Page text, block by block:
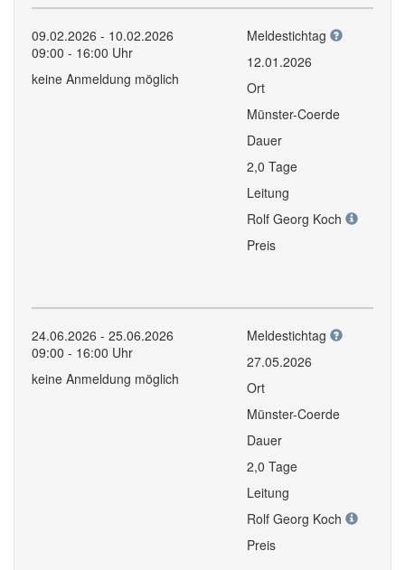
09.02.2026 - 10.02.2026
09:00 - 16:00 Uhr
keine Anmeldung möglich
Meldestichtag
12.01.2026
Ort
Münster-Coerde
Dauer
2,0 Tage
Leitung
Rolf Georg Koch
Preis
24.06.2026 - 25.06.2026
09:00 - 16:00 Uhr
keine Anmeldung möglich
Meldestichtag
27.05.2026
Ort
Münster-Coerde
Dauer
2,0 Tage
Leitung
Rolf Georg Koch
Preis